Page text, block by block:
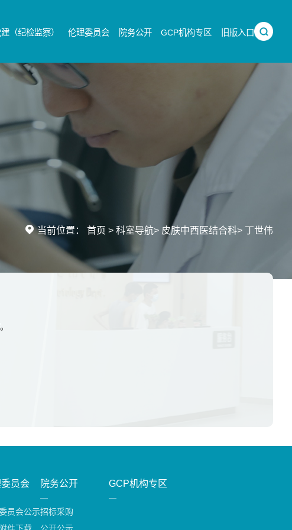
（纪检监察） 伦理委员会 院务公开 GCP机构专区 旧版入口
当前位置： 首页 > 科室导航> 皮肤中西医结合科> 丁世伟
员会
员会公示
院务公开
招标采购
GCP机构专区